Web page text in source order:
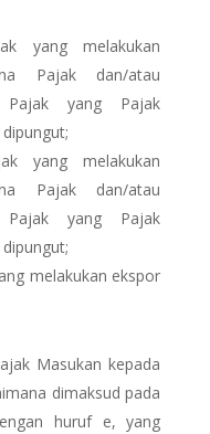
yang melakukan
Pajak dan/atau
Pajak yang Pajak
yang melakukan
Pajak dan/atau
Pajak yang Pajak
melakukan ekspor
Masukan kepada
dimaksud pada
huruf e, yang